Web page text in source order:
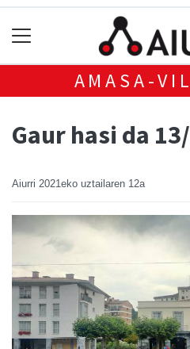
AMASA-
Gaur hasi da
Aiurri 2021eko uztailaren 12a